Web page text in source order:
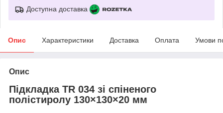
Доступна доставка
Опис Характеристики Доставка Оплата Умови
Опис
Підкладка TR 034 зі спіненого
полістиролу 130×130×20 мм